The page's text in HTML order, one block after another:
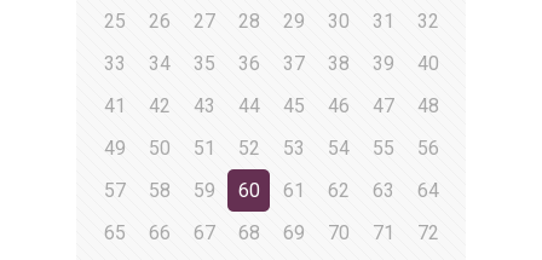
25
26 27 28 29 30 31
32
33
34 35 36 37 38 39
40
41
42 43 44 45 46 47
48
49
50 51 52 53 54 55
56
57
58 59 60 61 62 63
64
65
66 67 68 69 70 71
72